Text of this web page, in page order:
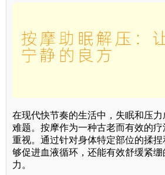
在现代快节奏的生活中，失眠和压
难题。按摩作为一种古老而有效的
重视。通过针对身体特定部位的揉
够促进血液循环，还能有效舒缓紧
力。